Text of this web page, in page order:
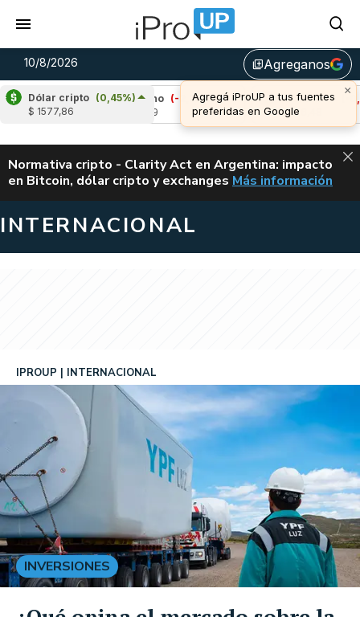
10/8/2026 library_addAgreganos
Dólar cripto (0,45%)
$ 1577,86
Cardano
(-2,23%)
Avalanche (-0,76%)
u$s 6,48
ALERTA
Normativa cripto - Clarity Act en Argentina: impacto
en Bitcoin, dólar cripto y exchanges CLARITY ACT EN
Más información
INTERNACIONAL
IPROUP INTERNACIONAL
INVERSIONES